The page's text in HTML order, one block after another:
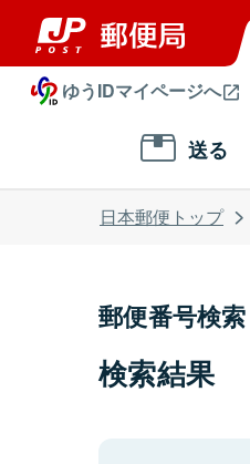
ゆうIDマイページへ
送る
日本郵便トップ
郵便番号検索
検索結果